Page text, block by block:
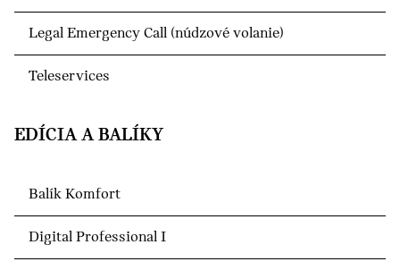
Legal Emergency Call (núdzové volanie)
Teleservices
EDÍCIA A BALÍKY
Balík Komfort
Digital Professional I